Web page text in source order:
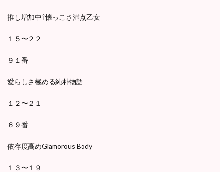
推し増加中⇧懐っこさ満点乙女
１５〜２２
９１番
愛らしさ極める純朴物語
１２〜２１
６９番
依存度高めGlamorous Body
１３〜１９